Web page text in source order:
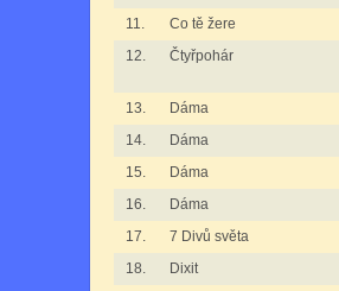
11.
Co tě žere
12.
Čtyřpohár
13. Dáma
14.
Dáma
15.
Dáma
16.
Dáma
17.
7 Divů světa
18.
Dixit